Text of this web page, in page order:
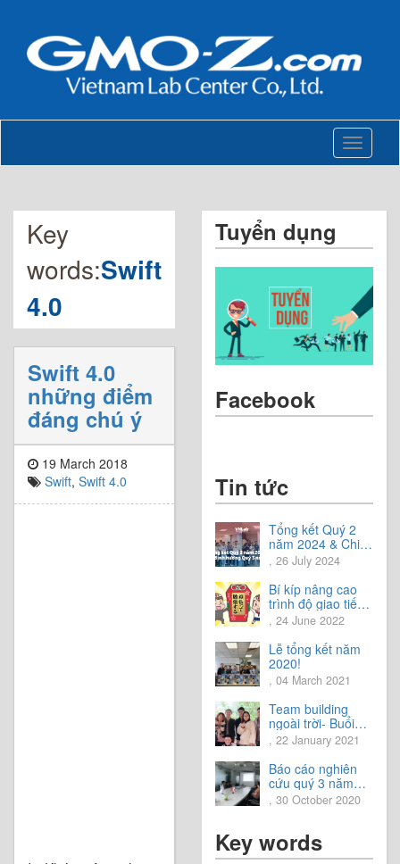
Toggle
Key
words:Swift
4.0
Swift 4.0
những điểm
đáng chú ý
19 March 2018
Swift, Swift 4.0
Tuyển dụng
Facebook
Tin tức
Tổng kết Quý 2
năm 2024 & Chia
sẻ định hướng
Quý 3 năm 2024
, 26 July 2024
Bí kíp nâng cao
trình độ giao tiếp
tiếng Nhật.
, 24 June 2022
Lễ tổng kết năm
2020!
, 04 March 2021
Team building
ngoài trời- Buổi
trải nghiệm tuyệt
vời.
, 22 January 2021
Báo cáo nghiên
cứu quý 3 năm
2020
, 30 October 2020
Key words